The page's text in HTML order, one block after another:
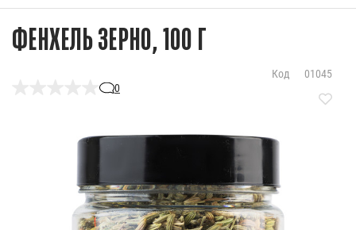
ФЕНХЕЛЬ ЗЕРНО, 100 Г
0
Код 01045